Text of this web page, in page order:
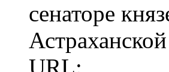
сенаторе